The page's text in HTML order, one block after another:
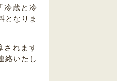
冷蔵と冷
となりま
されます
絡いたし